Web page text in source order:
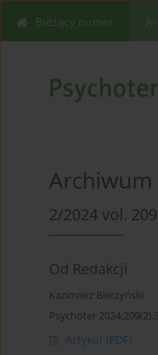
Bieżący numer
Archiwum
2/2024 vol. 209
Od Redakcji
Kazimierz Bierzyński
Psychoter 2024;209(2):3
Artykuł (PDF)